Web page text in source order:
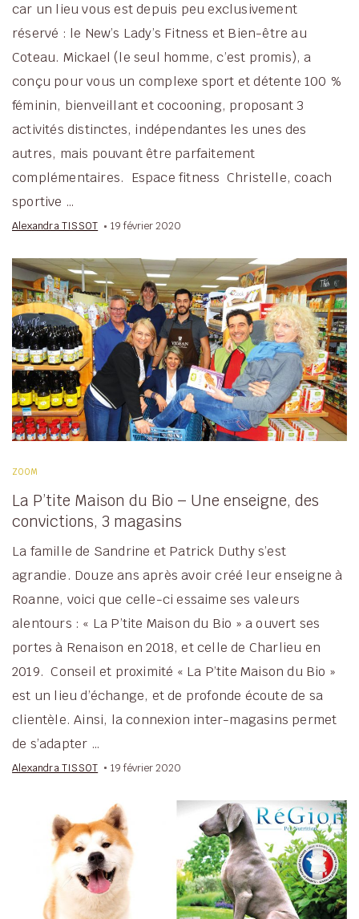
car un lieu vous est depuis peu exclusivement
réservé : le New’s Lady’s Fitness et Bien-être au
Coteau. Mickael (le seul homme, c’est promis), a
conçu pour vous un complexe sport et détente 100 %
féminin, bienveillant et cocooning, proposant 3
activités distinctes, indépendantes les unes des
autres, mais pouvant être parfaitement
complémentaires. Espace fitness Christelle, coach
sportive …
Alexandra TISSOT 19 février 2020
ZOOM
La P’tite Maison du Bio – Une enseigne, des
convictions, 3 magasins
La famille de Sandrine et Patrick Duthy s’est
agrandie. Douze ans après avoir créé leur enseigne à
Roanne, voici que celle-ci essaime ses valeurs
alentours : « La P’tite Maison du Bio » a ouvert ses
portes à Renaison en 2018, et celle de Charlieu en
2019. Conseil et proximité « La P’tite Maison du Bio »
est un lieu d’échange, et de profonde écoute de sa
clientèle. Ainsi, la connexion inter-magasins permet
de s’adapter …
Alexandra TISSOT 19 février 2020